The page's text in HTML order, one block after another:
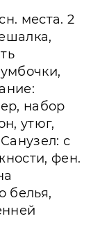
места. 2
набор
утюг,
с
фен.
белья,